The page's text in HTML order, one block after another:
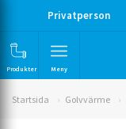
Privatperson
Produkter Meny
Startsida Golvvärme